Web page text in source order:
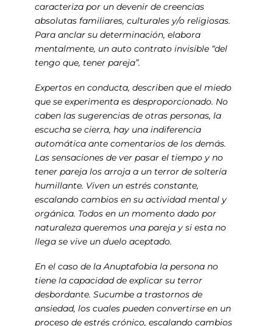
caracteriza por un devenir de creencias
absolutas familiares, culturales y/o religiosas.
Para anclar su determinación, elabora
mentalmente, un auto contrato invisible “del
tengo que, tener pareja”.
Expertos en conducta, describen que el miedo
que se experimenta es desproporcionado. No
caben las sugerencias de otras personas, la
escucha se cierra, hay una indiferencia
automática ante comentarios de los demás.
Las sensaciones de ver pasar el tiempo y no
tener pareja los arroja a un terror de soltería
humillante. Viven un estrés constante,
escalando cambios en su actividad mental y
orgánica. Todos en un momento dado por
naturaleza queremos una pareja y si esta no
llega se vive un duelo aceptado.
En el caso de la Anuptafobia la persona no
tiene la capacidad de explicar su terror
desbordante. Sucumbe a trastornos de
ansiedad, los cuales pueden convertirse en un
proceso de estrés crónico, escalando cambios